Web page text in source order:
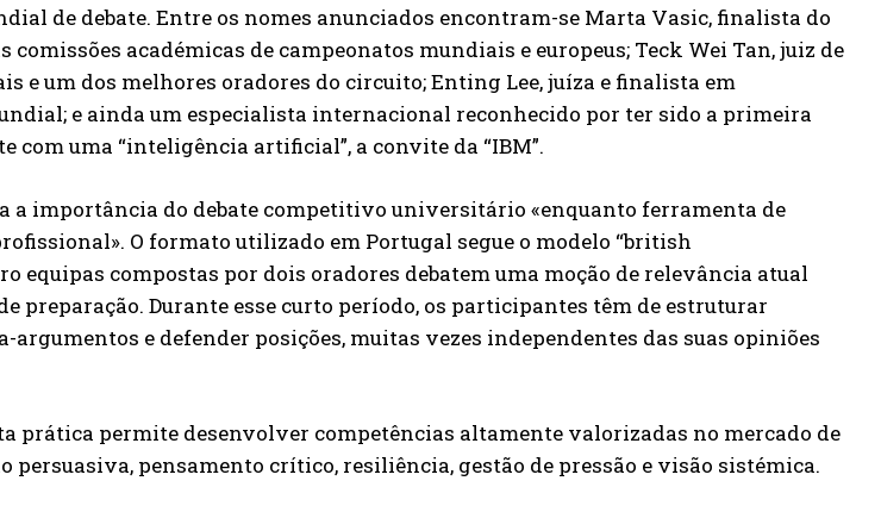
de debate. Entre os nomes anunciados encontram-se Marta Vasic, finalista do
académicas de campeonatos mundiais e europeus; Teck Wei Tan, juiz de
e um dos melhores oradores do circuito; Enting Lee, juíza e finalista em
e ainda um especialista internacional reconhecido por ter sido a primeira
com uma “inteligência artificial”, a convite da “IBM”.
a importância do debate competitivo universitário «enquanto ferramenta de
O formato utilizado em Portugal segue o modelo “british
equipas compostas por dois oradores debatem uma moção de relevância atual
preparação. Durante esse curto período, os participantes têm de estruturar
e defender posições, muitas vezes independentes das suas opiniões
prática permite desenvolver competências altamente valorizadas no mercado de
persuasiva, pensamento crítico, resiliência, gestão de pressão e visão sistémica.